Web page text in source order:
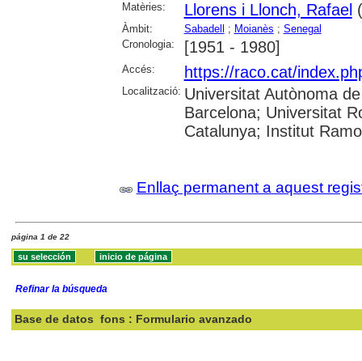
Matèries:
Llorens i Llonch, Rafael
Àmbit: Sabadell ; Moianès ; Senegal
Cronologia:
[1951 - 1980]
Accés: https://raco.cat/
Localització: Universitat Autònoma
Barcelona; Universitat
Catalunya; Institut
Enllaç permanent a aquest
página 1 de 22
Refinar la búsqueda
Base de datos fons : Formulario avanzado